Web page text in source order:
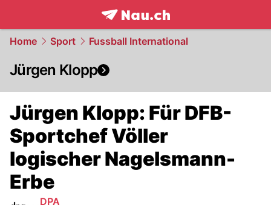
frontpage.NAU.ch
Home Sport Fussball International
Jürgen Klopp
Jürgen Klopp: Für DFB-
Sportchef Völler
logischer Nagelsmann-
Erbe
DPA